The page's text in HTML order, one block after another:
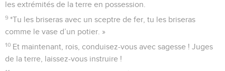
les extrémités de la terre en possession.
9 *Tu les briseras avec un sceptre de fer, tu les briseras
comme le vase d’un potier. »
10 Et maintenant, rois, conduisez-vous avec sagesse ! Juges
de la terre, laissez-vous instruire !